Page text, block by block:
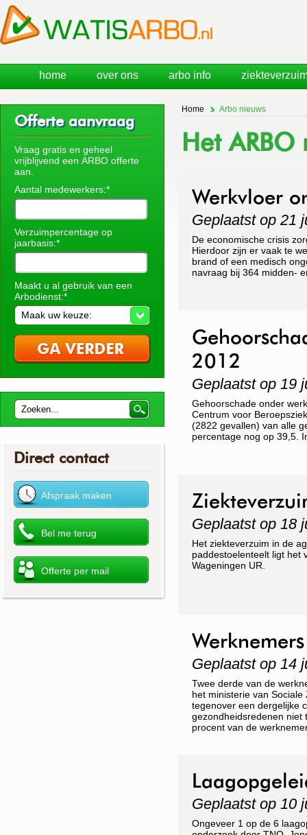
Home Arbo nieuws
Het
Werkvloer
Geplaatst op 21
De economische crisis
Hierdoor zijn er vaak te
brand of een medisch
navraag bij 364 midden-
2012
Geplaatst op 19
Gehoorschade onder
Centrum voor
(2822 gevallen) van alle
percentage nog op 39,5.
Geplaatst op 18
Het ziekteverzuim in de
paddestoelenteelt ligt het
Wageningen UR.
Geplaatst op 14
Twee derde van de
het ministerie van
tegenover een dergelijke
gezondheidsredenen niet
procent van de
Geplaatst op 10
Ongeveer 1 op de 6
Offerte aanvraag
Vraag gratis en geheel
vrijblijvend een ARBO offerte
aan.
Aantal medewerkers:*
Verzuimpercentage op
jaarbasis:*
Maakt u al gebruik van een
Arbodienst:*
Maak uw keuze:
Direct contact
home over ons arbo info